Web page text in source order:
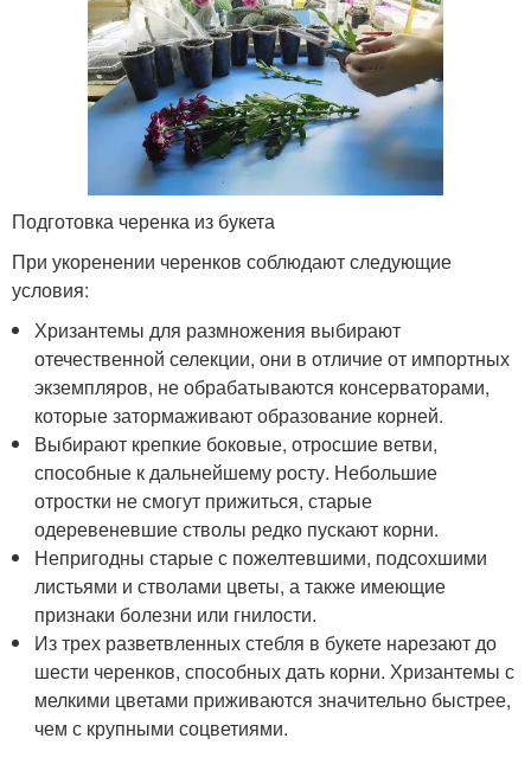
Подготовка черенка из букета
При укоренении черенков соблюдают следующие
условия:
Хризантемы для размножения выбирают
отечественной селекции, они в отличие от импортных
экземпляров, не обрабатываются консерваторами,
которые затормаживают образование корней.
Выбирают крепкие боковые, отросшие ветви,
способные к дальнейшему росту. Небольшие
отростки не смогут прижиться, старые
одеревеневшие стволы редко пускают корни.
Непригодны старые с пожелтевшими, подсохшими
листьями и стволами цветы, а также имеющие
признаки болезни или гнилости.
Из трех разветвленных стебля в букете нарезают до
шести черенков, способных дать корни. Хризантемы с
мелкими цветами приживаются значительно быстрее,
чем с крупными соцветиями.